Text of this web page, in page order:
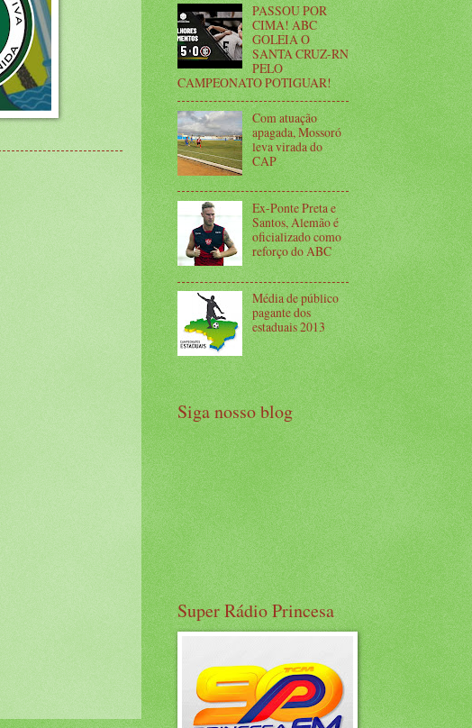
PASSOU POR
CIMA! ABC
GOLEIA O
SANTA CRUZ-RN
PELO
CAMPEONATO POTIGUAR!
Com atuação
apagada, Mossoró
leva virada do
CAP
Ex-Ponte Preta e
Santos, Alemão é
oficializado como
reforço do ABC
Média de público
pagante dos
estaduais 2013
Siga nosso blog
Super Rádio Princesa